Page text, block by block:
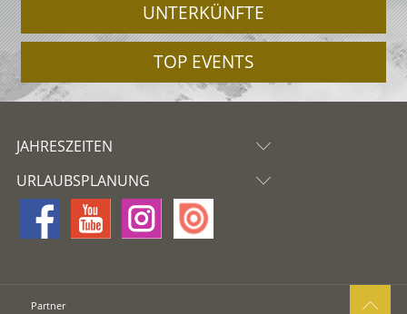
UNTERKÜNFTE
TOP EVENTS
JAHRESZEITEN
URLAUBSPLANUNG
Partner